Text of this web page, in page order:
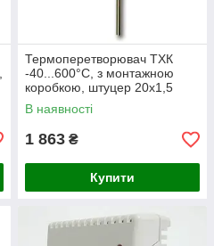
Термоперетворювач ТХК
-40...600°С, з монтажною
коробкою, штуцер 20х1,5
В наявності
1 863 ₴
Купити